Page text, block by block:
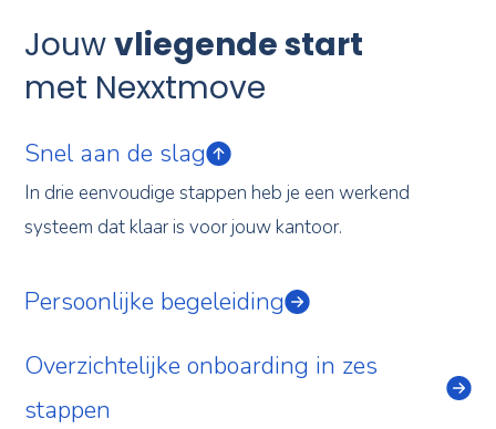
Jouwvliegende start
met Nexxtmove
Snel aan de slag
In drie eenvoudige stappen heb je een werkend
systeem dat klaar is voor jouw kantoor.
Persoonlijke begeleiding
Overzichtelijke onboarding in zes
stappen